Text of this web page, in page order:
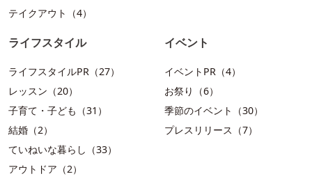
テイクアウト（4）
ライフスタイル
ライフスタイルPR（27）
レッスン（20）
子育て・子ども（31）
結婚（2）
ていねいな暮らし（33）
アウトドア（2）
イベント
イベントPR（4）
お祭り（6）
季節のイベント（30）
プレスリリース（7）